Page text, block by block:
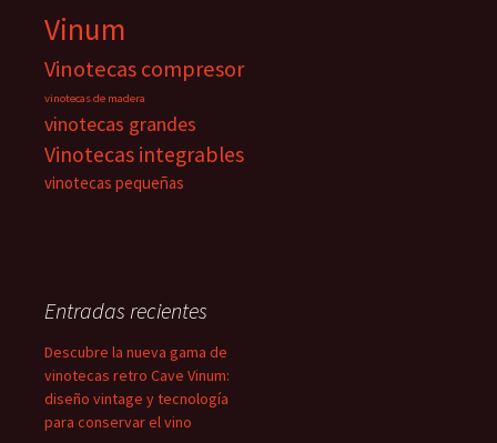
Vinum
Vinotecas compresor
vinotecas de madera
vinotecas grandes
Vinotecas integrables
vinotecas pequeñas
Entradas recientes
Descubre la nueva gama de
vinotecas retro Cave Vinum:
diseño vintage y tecnología
para conservar el vino